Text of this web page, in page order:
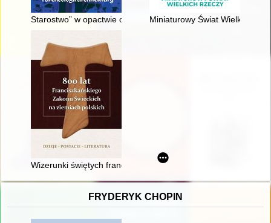
Starostwo” w opactwie oo. Benedyktynów w Tyńcu w świetle
Miniaturowy Świat Wielkich
Wizerunki świętych franciszkańskich w kościołach
FRYDERYK CHOPIN